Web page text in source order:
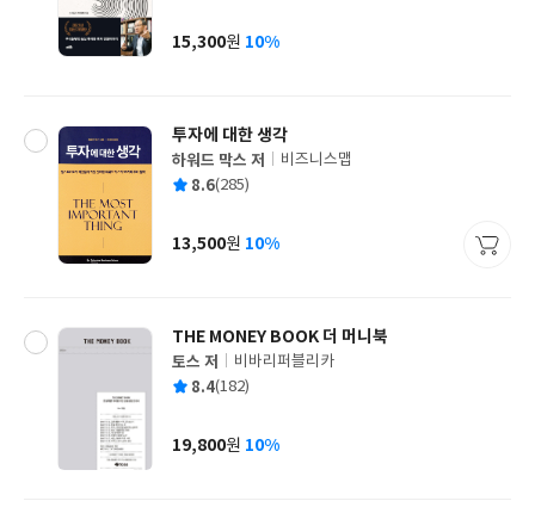
사
가
15,300원 10%
투자에 대한 생각
글
쓴
하워드 막스 저
출
사
비즈니스맵
평 8.6(285)
가
13,500원 10%
THE MONEY BOOK 더 머니북
글
쓴
토스 저
출
사
비바리퍼블리카
평 8.4(182)
가
19,800원 10%